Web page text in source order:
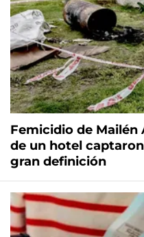
Femicidio de Mailén
de un hotel
gran definición